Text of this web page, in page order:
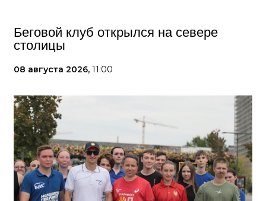
Беговой клуб открылся на севере
столицы
08 августа 2026, 11:00